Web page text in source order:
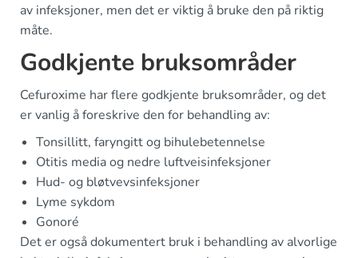
av infeksjoner, men det er viktig å bruke den på riktig
måte.
Godkjente bruksområder
Cefuroxime har flere godkjente bruksområder, og det
er vanlig å foreskrive den for behandling av:
Tonsillitt, faryngitt og bihulebetennelse
Otitis media og nedre luftveisinfeksjoner
Hud- og bløtvevsinfeksjoner
Lyme sykdom
Gonoré
Det er også dokumentert bruk i behandling av alvorlige